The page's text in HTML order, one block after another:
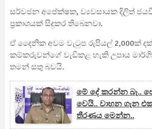
සර්වජන අපේක්ෂක, ව්‍යවසායක දිලිත්
ප්‍රකාශයක් සිදුකර තිබෙනවා.
ඒ දෛනික අවම වැටුප රුපියල් 2,000ක්
කම්කරුවන්ගේ වැඩිකළ හැකි උපාය
තමන් සතු බවයි.
මේ දේ කරන්න බෑ..
වෙයි.. වාහන ගැන
තීරණය මෙන්න..